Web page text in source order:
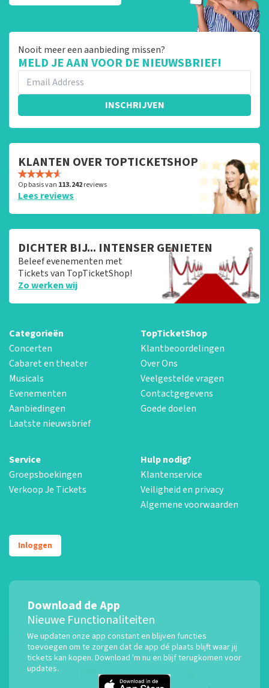
Nooit meer een aanbieding missen?
MELD JE AAN VOOR DE NIEUWSBRIEF!
INSCHRIJVEN
KLANTEN OVER TOPTICKETSHOP
Op basis van 113.242reviews
Lees reviews
DICHTER BIJ... INTENSER GENIETEN
Beleef evenementen met
Tickets van TopTicketShop!
Zo werken wij
Categorieën
Concerten
Cabaret en theater
Musicals
Evenementen
Aanbiedingen
Laatste nieuwsbrief
TopTicketShop
Klantbeoordelingen
Over Ons
Veelgestelde vragen
Contactgegevens
Goede doelen
Service
Groepsboekingen
Verkoop Je Tickets
Hulp nodig?
Klantenservice
Veiligheid en privacy
Algemene voorwaarden
Inloggen
Download de App
Nieuwe Functionaliteiten
We updaten onze app constant en blijven functies
toevoegen om te zorgen dat de app dé plaats blijft waar jij
tickets kan kopen. Download 'm nu en blijf terugkomen voor
updates.